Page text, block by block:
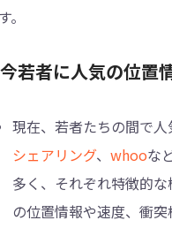
。
若者に人気の位置
現在、若者たちの間で人
シェアリング、 whooな
多く、それぞれ特徴的
の位置情報や速度、衝